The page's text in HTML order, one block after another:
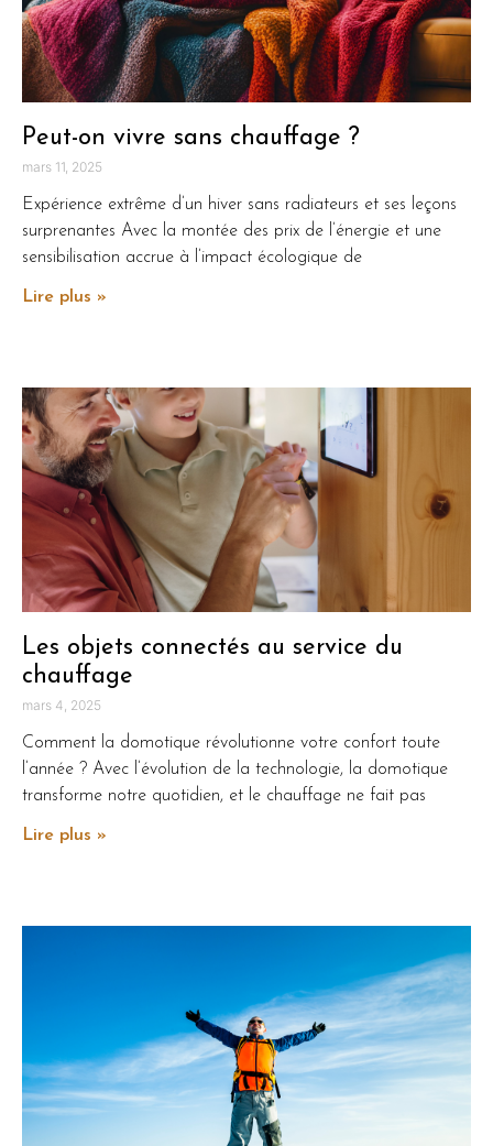
Peut-on vivre sans chauffage ?
mars 11, 2025
Expérience extrême d’un hiver sans radiateurs et ses leçons
surprenantes Avec la montée des prix de l’énergie et une
sensibilisation accrue à l’impact écologique de
Lire plus »
Les objets connectés au service du
chauffage
mars 4, 2025
Comment la domotique révolutionne votre confort toute
l’année ? Avec l’évolution de la technologie, la domotique
transforme notre quotidien, et le chauffage ne fait pas
Lire plus »